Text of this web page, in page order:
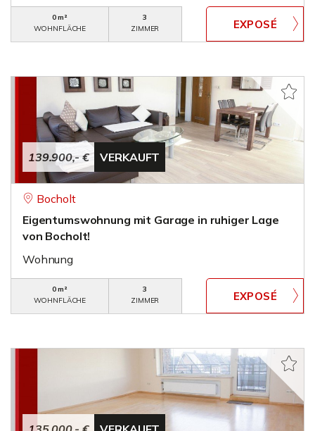
0 m²
WOHNFLÄCHE
3
ZIMMER
139.900,- € VERKAUFT
Bocholt
Eigentumswohnung mit Garage in ruhiger Lage
von Bocholt!
Wohnung
0 m²
WOHNFLÄCHE
3
ZIMMER